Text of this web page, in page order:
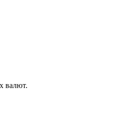
валют.